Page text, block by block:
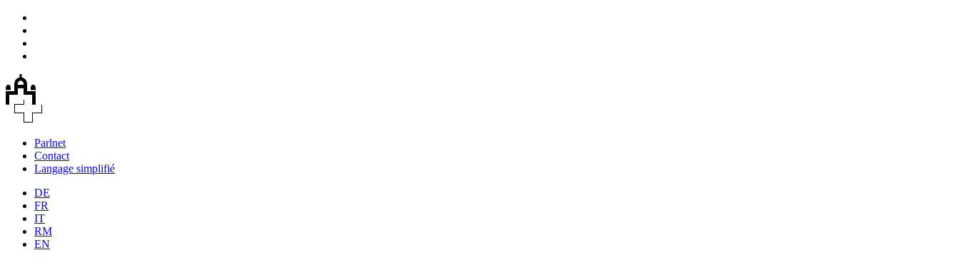
Parlnet
Contact
Langage simplifié
DE
FR
IT
RM
EN